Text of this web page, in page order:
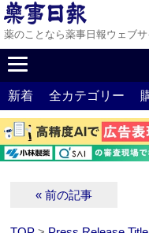
薬のことなら薬事日報ウェブサ
新着 全カテゴリー
« 前の記事